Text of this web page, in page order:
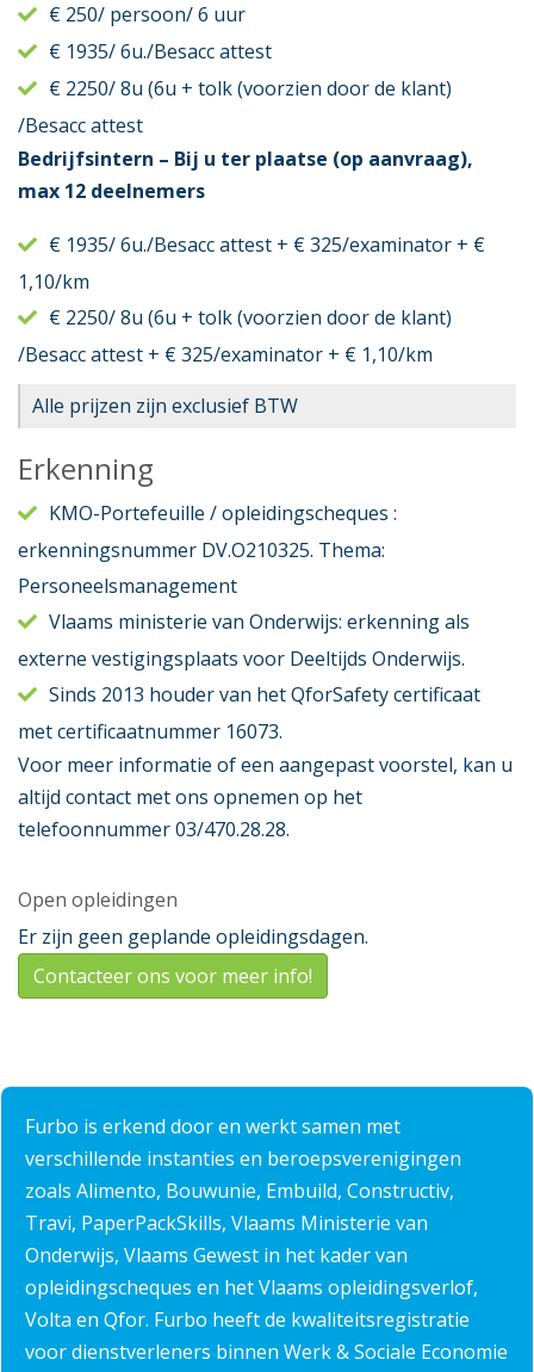
€ 250/ persoon/ 6 uur
€ 1935/ 6u./Besacc attest
€ 2250/ 8u (6u + tolk (voorzien door de klant)
/Besacc attest
Bedrijfsintern – Bij u ter plaatse (op aanvraag),
max 12 deelnemers
€ 1935/ 6u./Besacc attest + € 325/examinator + €
1,10/km
€ 2250/ 8u (6u + tolk (voorzien door de klant)
/Besacc attest + € 325/examinator + € 1,10/km
Alle prijzen zijn exclusief BTW
Erkenning
KMO-Portefeuille / opleidingscheques :
erkenningsnummer DV.O210325. Thema:
Personeelsmanagement
Vlaams ministerie van Onderwijs: erkenning als
externe vestigingsplaats voor Deeltijds Onderwijs.
Sinds 2013 houder van het QforSafety certificaat
met certificaatnummer 16073.
Voor meer informatie of een aangepast voorstel, kan u
altijd contact met ons opnemen op het
telefoonnummer 03/470.28.28.
Open opleidingen
Er zijn geen geplande opleidingsdagen.
Contacteer ons voor meer info!
Furbo is erkend door en werkt samen met
verschillende instanties en beroepsverenigingen
zoals Alimento, Bouwunie, Embuild, Constructiv,
Travi, PaperPackSkills, Vlaams Ministerie van
Onderwijs, Vlaams Gewest in het kader van
opleidingscheques en het Vlaams opleidingsverlof,
Volta en Qfor. Furbo heeft de kwaliteitsregistratie
voor dienstverleners binnen Werk & Sociale Economie